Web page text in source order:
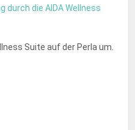
durch die AIDA Wellness
Suite auf der Perla um.